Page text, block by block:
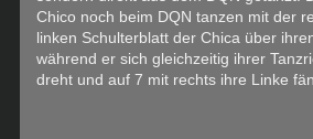
Chico noch beim DQN tanzen mit der
linken Schulterblatt der Chica über
während er sich gleichzeitig ihrer
dreht und auf 7 mit rechts ihre Linke